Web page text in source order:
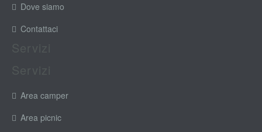
Dove siamo
Contattaci
Area camper
Area picnic